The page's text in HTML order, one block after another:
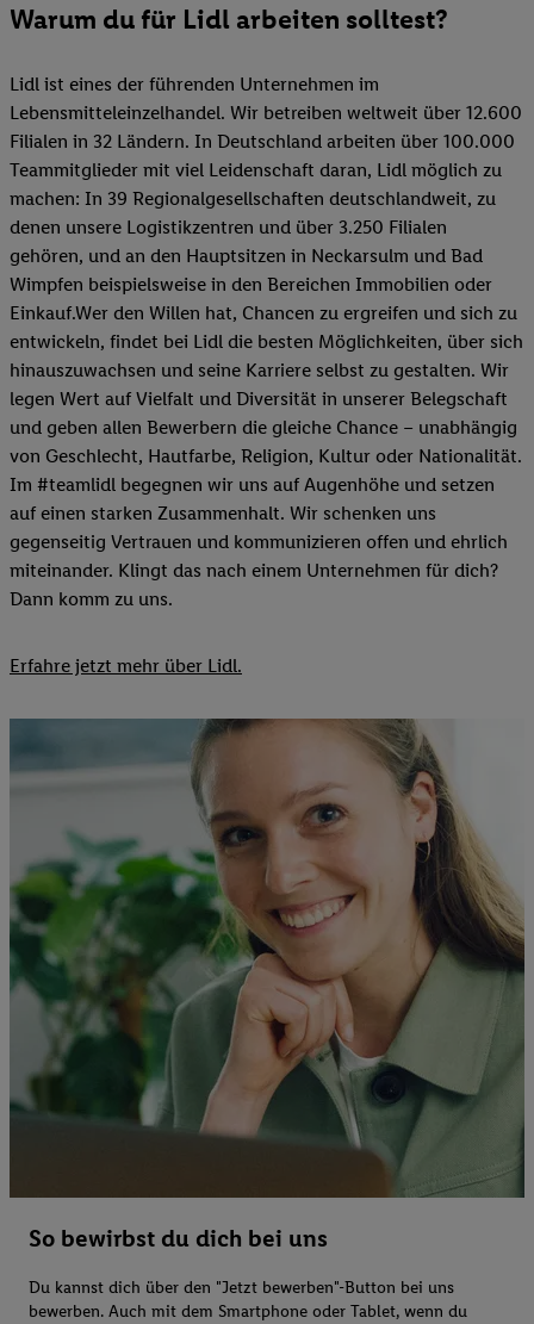
Warum du für Lidl arbeiten solltest?
Lidl ist eines der führenden Unternehmen im
Lebensmitteleinzelhandel. Wir betreiben weltweit über 12.600
Filialen in 32 Ländern. In Deutschland arbeiten über 100.000
Teammitglieder mit viel Leidenschaft daran, Lidl möglich zu
machen: In 39 Regionalgesellschaften deutschlandweit, zu
denen unsere Logistikzentren und über 3.250 Filialen
gehören, und an den Hauptsitzen in Neckarsulm und Bad
Wimpfen beispielsweise in den Bereichen Immobilien oder
Einkauf.Wer den Willen hat, Chancen zu ergreifen und sich zu
entwickeln, findet bei Lidl die besten Möglichkeiten, über sich
hinauszuwachsen und seine Karriere selbst zu gestalten. Wir
legen Wert auf Vielfalt und Diversität in unserer Belegschaft
und geben allen Bewerbern die gleiche Chance – unabhängig
von Geschlecht, Hautfarbe, Religion, Kultur oder Nationalität.
Im #teamlidl begegnen wir uns auf Augenhöhe und setzen
auf einen starken Zusammenhalt. Wir schenken uns
gegenseitig Vertrauen und kommunizieren offen und ehrlich
miteinander. Klingt das nach einem Unternehmen für dich?
Dann komm zu uns.​
Erfahre jetzt mehr über Lidl.
So bewirbst du dich bei uns
Du kannst dich über den "Jetzt bewerben"-Button bei uns
bewerben. Auch mit dem Smartphone oder Tablet, wenn du